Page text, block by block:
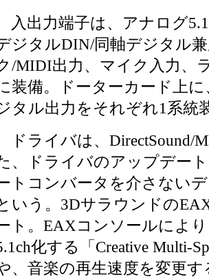
入出力端子は、アナログ
ジタルDIN/同軸デジタル
/MIDI出力、マイク入力、
装備。ドーターカード上
タル出力をそれぞれ1系統
ドライバは、DirectSound/
、ドライバのアップデー
トコンバータを介さない
いう。3Dサラウンドの
ト。EAXコンソールによ
化する「Creative Multi-
、音楽の再生速度を変更